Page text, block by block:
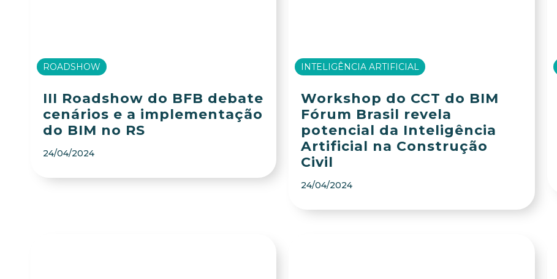
ROADSHOW
III Roadshow do BFB debate
cenários e a implementação
do BIM no RS
24/04/2024
INTELIGÊNCIA ARTIFICIAL
Workshop do CCT do BIM
Fórum Brasil revela
potencial da Inteligência
Artificial na Construção
Civil
24/04/2024